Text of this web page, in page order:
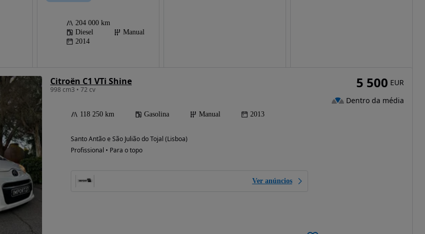
Possibilidade de
204 000 km
Diesel
Manual
2014
Citroën C1 VTi Shine
998 cm3 • 72 cv
118 250 km Gasolina Manual 2013
Santo Antão e São Julião do Tojal (Lisboa)
Profissional • Para o topo
Ver anúncios
5 500 EUR
Dentro da média